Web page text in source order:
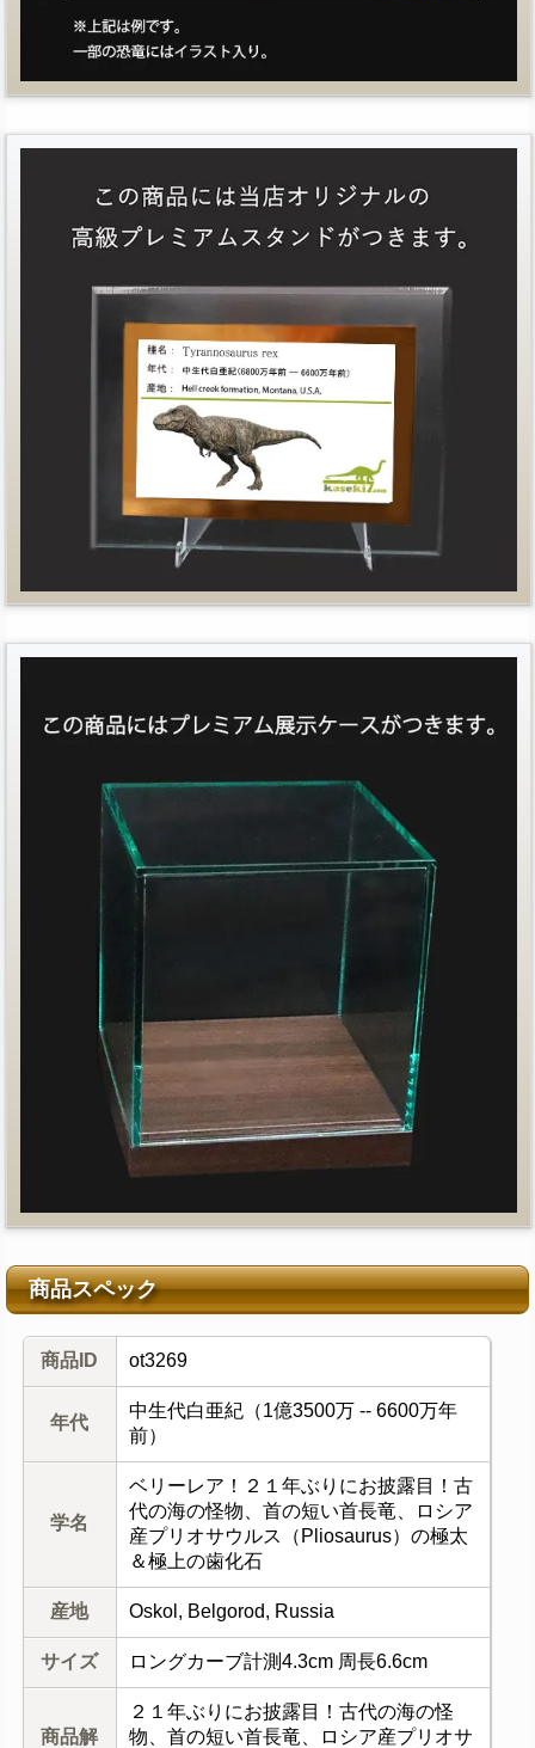
商品スペック
商品ID ot3269
年代
中生代白亜紀（1億3500万 -- 6600万年
前）
学名
ベリーレア！２１年ぶりにお披露目！古
代の海の怪物、首の短い首長竜、ロシア
産プリオサウルス（Pliosaurus）の極太
＆極上の歯化石
産地 Oskol, Belgorod, Russia
サイズ ロングカーブ計測4.3cm 周長6.6cm
商品解
２１年ぶりにお披露目！古代の海の怪
物、首の短い首長竜、ロシア産プリオサ